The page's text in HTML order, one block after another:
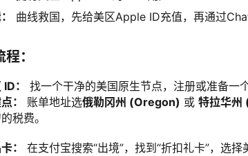
曲线救国，先给美区Apple ID充值，再通过
：
：
找一个干净的美国原生节点，注册或准备一
：
账单地址选俄勒冈州 (Oregon) 或 特拉华
税费。
：
在支付宝搜索“出境”，找到“折扣礼卡”，选择